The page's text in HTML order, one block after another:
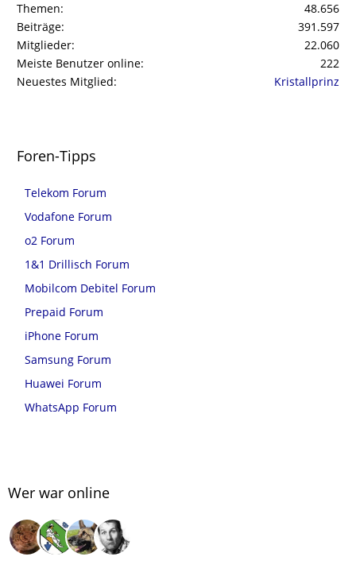
Themen
48.656
Beiträge
391.597
Mitglieder
22.060
Meiste Benutzer online
222
Neuestes Mitglied
Kristallprinz
Foren-Tipps
Telekom Forum
Vodafone Forum
o2 Forum
1&1 Drillisch Forum
Mobilcom Debitel Forum
Prepaid Forum
iPhone Forum
Samsung Forum
Huawei Forum
WhatsApp Forum
Wer war online